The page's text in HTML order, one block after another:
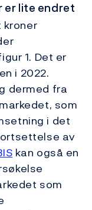
er lite endret
kroner
1. Det er
i 2022.
dermed fra
som
i det
av
kan også en
som